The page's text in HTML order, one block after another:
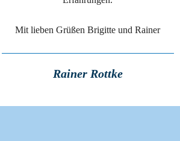
Mit lieben Grüßen Brigitte und Rainer
Rainer Rottke